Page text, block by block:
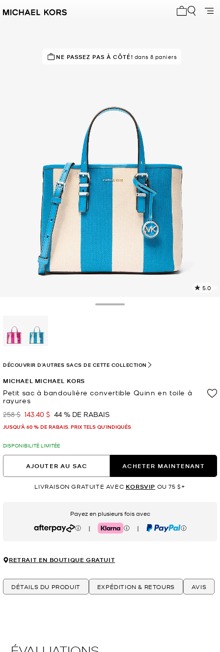
NE PASSEZ PAS À CÔTÉ! dans 8 paniers
5.0
MICHAEL MICHAEL KORS
Petit sac à bandoulière convertible Quinn en toile à
rayures
était
258 $ maintenant
143.40 $ 44 % DE RABAIS
JUSQU’À 60 % DE RABAIS. PRIX TELS QU'INDIQUÉS
DÉCOUVRIR D'AUTRES SACS DE CETTE COLLECTION
DISPONIBILITÉ LIMITÉE
AJOUTER AU SAC ACHETER MAINTENANT
LIVRAISON GRATUITE AVEC KORSVIP OU 75 $+
Payez en plusieurs fois avec
Afterpay | Klarna | PayPal
RETRAIT EN BOUTIQUE GRATUIT
DÉTAILS DU PRODUIT EXPÉDITION & RETOURS AVIS